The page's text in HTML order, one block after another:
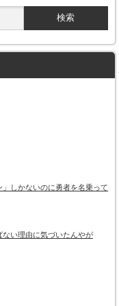
しかないのに勇者を名乗って
い理由に気づいたんやが